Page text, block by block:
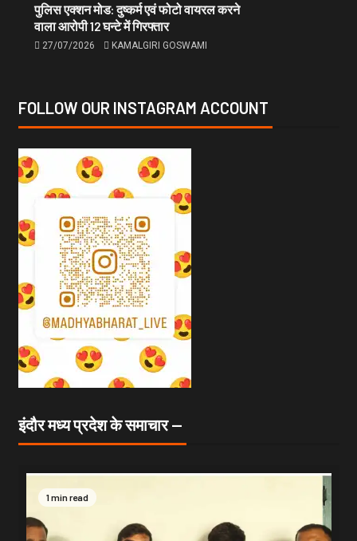
पुलिस एक्शन मोड: दुष्कर्म एवं फोटो वायरल करने
वाला आरोपी 12 घन्टे में गिरफ्तार
27/07/2026 KAMALGIRI GOSWAMI
FOLLOW OUR INSTAGRAM ACCOUNT
इंदौर मध्य प्रदेश के समाचार —
1 min read